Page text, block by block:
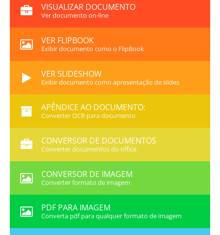
VISUALIZAR DOCUMENTO
Ver documento on-line
VER FLIPBOOK
Exibir documento como o FlipBook
VER SLIDESHOW
Exibir documento como apresentação de slides
APÊNDICE AO DOCUMENTO:
Converter OCR para documento
CONVERSOR DE DOCUMENTOS
Converter documentos do office
CONVERSOR DE IMAGEM
Converter formato de imagem
PDF PARA IMAGEM
Converta pdf para qualquer formato de imagem